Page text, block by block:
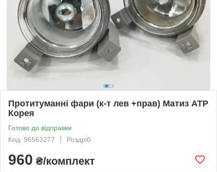
Протитуманні фари (к-т лев +прав) Матиз ATP
Корея
Готово до відправки
Код: 96563277
Роздріб
960 ₴/комплект